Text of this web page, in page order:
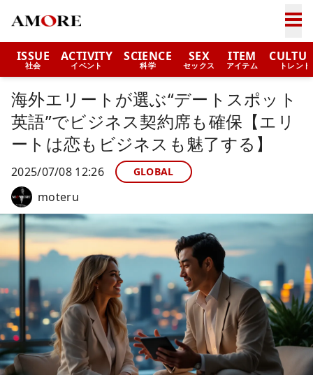
ISSUE
社会
ACTIVITY
イベント
SCIENCE
科学
SEX
セックス
ITEM
アイテム トレンド
海外エリートが選ぶ“デートスポット
英語”でビジネス契約席も確保【エリ
ートは恋もビジネスも魅了する】
2025/07/08 12:26 GLOBAL
moteru